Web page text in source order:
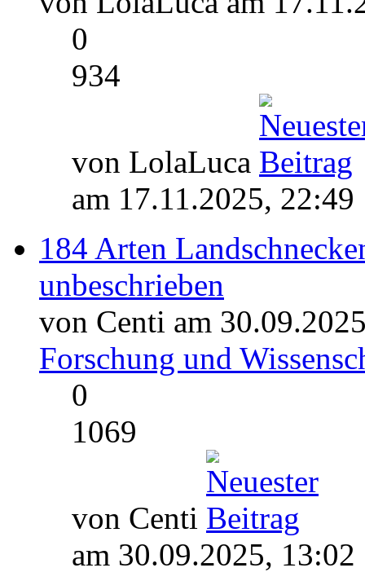
0
934
von LolaLuca
am 17.11.2025, 22:49
184 Arten
unbeschrieben
von Centi am
Forschung und
0
1069
von Centi
am 30.09.2025, 13:02